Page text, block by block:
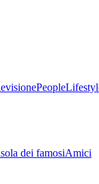
People
dei famosiAmici